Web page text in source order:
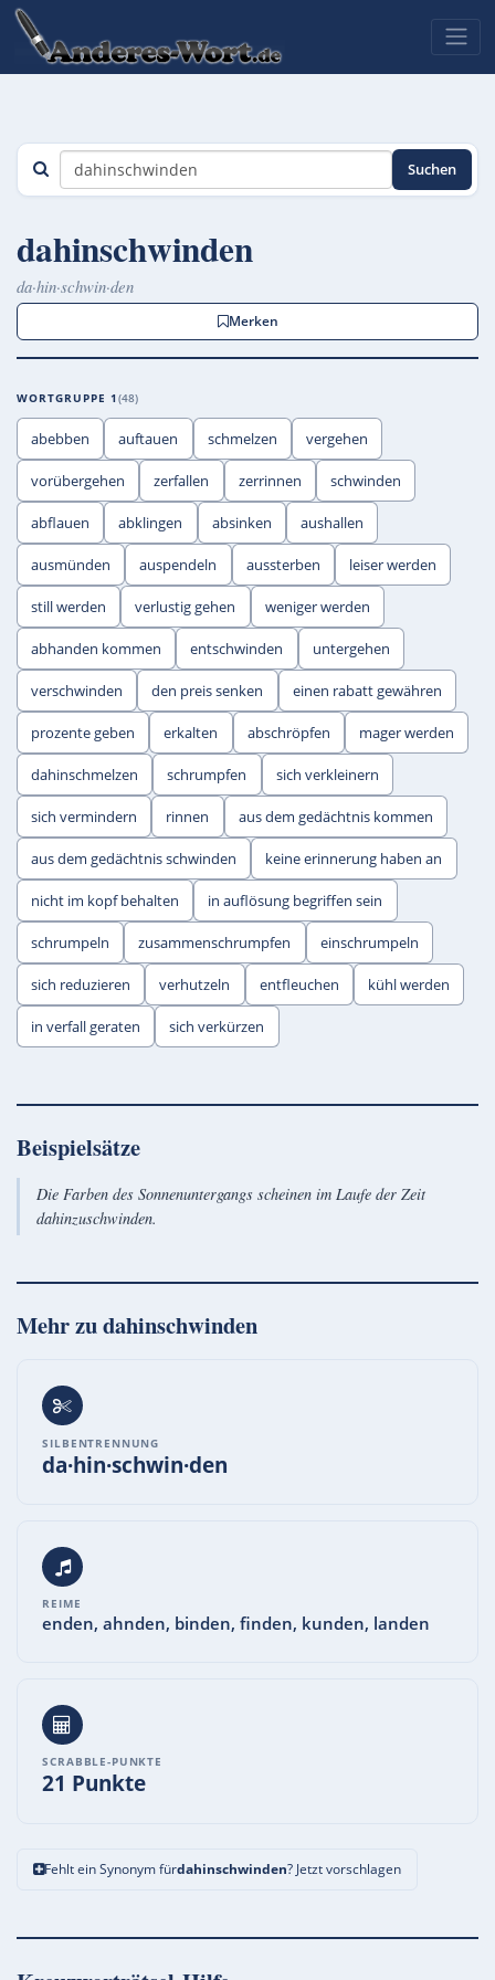
Suchen
dahinschwinden
da·hin·schwin·den
Merken
WORTGRUPPE 1 48
abebben auftauen schmelzen vergehen
vorübergehen zerfallen zerrinnen schwinden
abflauen abklingen absinken aushallen
ausmünden auspendeln aussterben leiser werden
still werden verlustig gehen weniger werden
abhanden kommen entschwinden untergehen
verschwinden den preis senken einen rabatt gewähren
prozente geben erkalten abschröpfen mager werden
dahinschmelzen schrumpfen sich verkleinern
sich vermindern rinnen aus dem gedächtnis kommen
aus dem gedächtnis schwinden keine erinnerung haben an
nicht im kopf behalten in auflösung begriffen sein
schrumpeln zusammenschrumpfen einschrumpeln
sich reduzieren verhutzeln entfleuchen kühl werden
in verfall geraten sich verkürzen
Beispielsätze
Die Farben des Sonnenuntergangs scheinen im Laufe der Zeit
dahinzuschwinden.
Mehr zudahinschwinden
SILBENTRENNUNG
da·hin·schwin·den
REIME
enden, ahnden, binden, finden, kunden, landen
SCRABBLE-PUNKTE
21 Punkte
Fehlt ein Synonym fürdahinschwinden? Jetzt vorschlagen